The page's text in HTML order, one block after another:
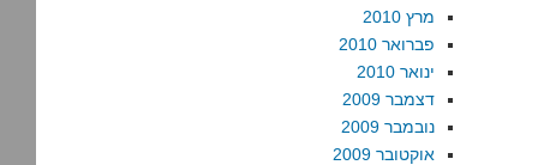
מרץ 2010
פברואר 2010
ינואר 2010
דצמבר 2009
נובמבר 2009
אוקטובר 2009